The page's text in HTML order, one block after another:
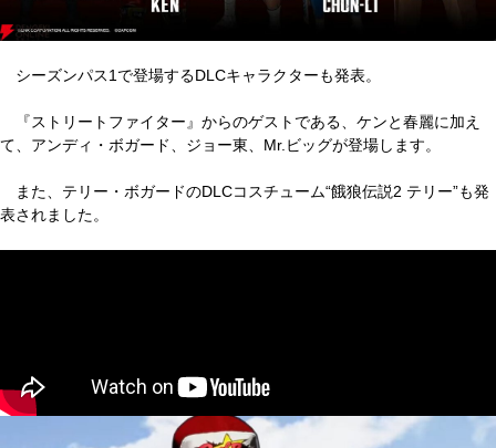
シーズンパス1で登場するDLCキャラクターも発表。
『ストリートファイター』からのゲストである、ケンと春麗に加え
て、アンディ・ボガード、ジョー東、Mr.ビッグが登場します。
また、テリー・ボガードのDLCコスチューム“餓狼伝説2 テリー”も発
表されました。